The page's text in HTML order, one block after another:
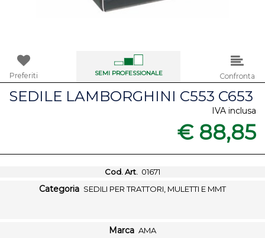
Preferiti SEMI PROFESSIONALE Confronta
SEDILE LAMBORGHINI C553 C653
IVA inclusa
€ 88,85
Cod. Art. 01671
Categoria SEDILI PER TRATTORI, MULETTI E MMT
Marca AMA